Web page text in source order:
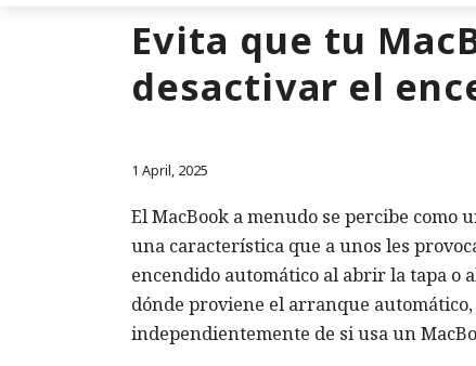
Evita que tu
desactivar el
1 April, 2025
El MacBook a menudo se percibe
una característica que a unos les
encendido automático al abrir la tapa o
dónde proviene el arranque
independientemente de si usa un